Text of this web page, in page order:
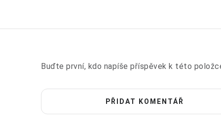
Buďte první, kdo napíše příspěvek k této
PŘIDAT KOMENTÁŘ